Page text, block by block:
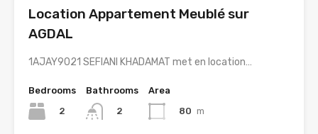
Location Appartement Meublé sur
AGDAL
1AJAY9021 SEFIANI KHADAMAT met en location…
Bedrooms
2
Bathrooms
2
Area
80 m